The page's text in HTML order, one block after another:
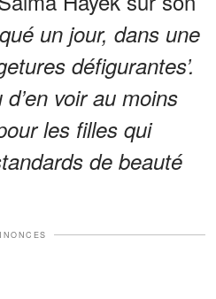
un jour, dans une
défigurantes’.
voir au moins
les filles qui
de beauté